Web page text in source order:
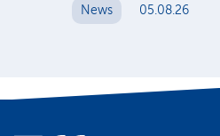
News 05.08.26